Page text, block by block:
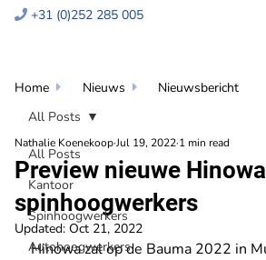
 +31 (0)252 285 005
All Posts
Kantoor
Spinhoogwerkers
Autohoogwerkers
All Posts
Preview nieuwe Hinowa
spinhoogwerkers
Nathalie KoenekoopJul 19, 2022 1 min read
Updated: Oct 21, 2022
Hinowa zal op de Bauma 2022 in
Home  Nieuws  Nieuwsbericht